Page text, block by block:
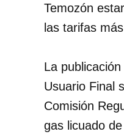
Temozón
las tarifas
La
Usuario Final
Comisión
gas licuado